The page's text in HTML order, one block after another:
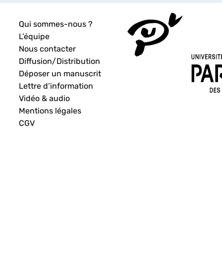
Qui sommes-nous ?
L’équipe
Nous contacter
Diffusion/Distribution
Déposer un manuscrit
Lettre d’information
Vidéo & audio
Mentions légales
CGV